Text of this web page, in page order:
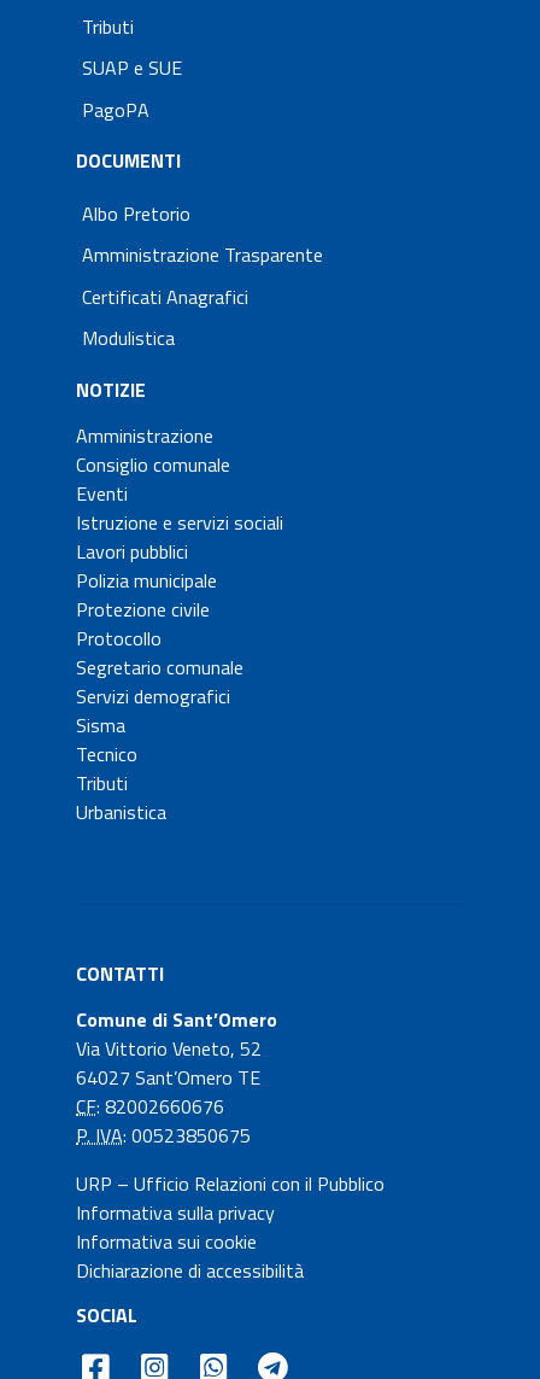
Tributi
SUAP e SUE
PagoPA
DOCUMENTI
Albo Pretorio
Amministrazione Trasparente
Certificati Anagrafici
Modulistica
NOTIZIE
Amministrazione
Consiglio comunale
Eventi
Istruzione e servizi sociali
Lavori pubblici
Polizia municipale
Protezione civile
Protocollo
Segretario comunale
Servizi demografici
Sisma
Tecnico
Tributi
Urbanistica
CONTATTI
Comune di Sant’Omero
Via Vittorio Veneto, 52
64027 Sant’Omero TE
CF: 82002660676
P. IVA: 00523850675
URP – Ufficio Relazioni con il Pubblico
Informativa sulla privacy
Informativa sui cookie
Dichiarazione di accessibilità
SOCIAL